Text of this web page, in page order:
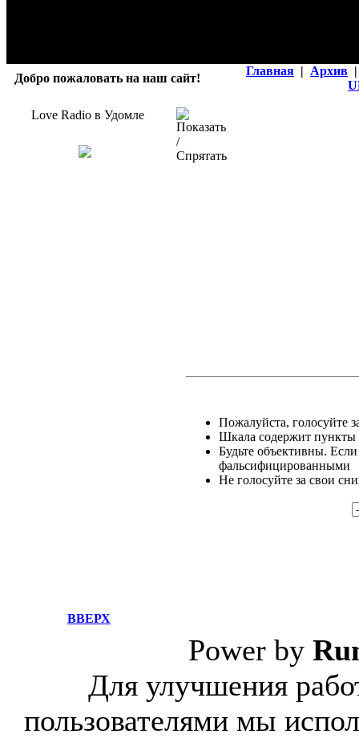
Добро пожаловать на наш сайт!
Главная | Архив |
Love Radio в Удомле
Пожалуйста, голосуйте
Шкала содержит пункты
Будьте объективны.
фальсифицированными
Не голосуйте за свои
ВВЕРХ
Power by
Для улучшения
пользователями мы